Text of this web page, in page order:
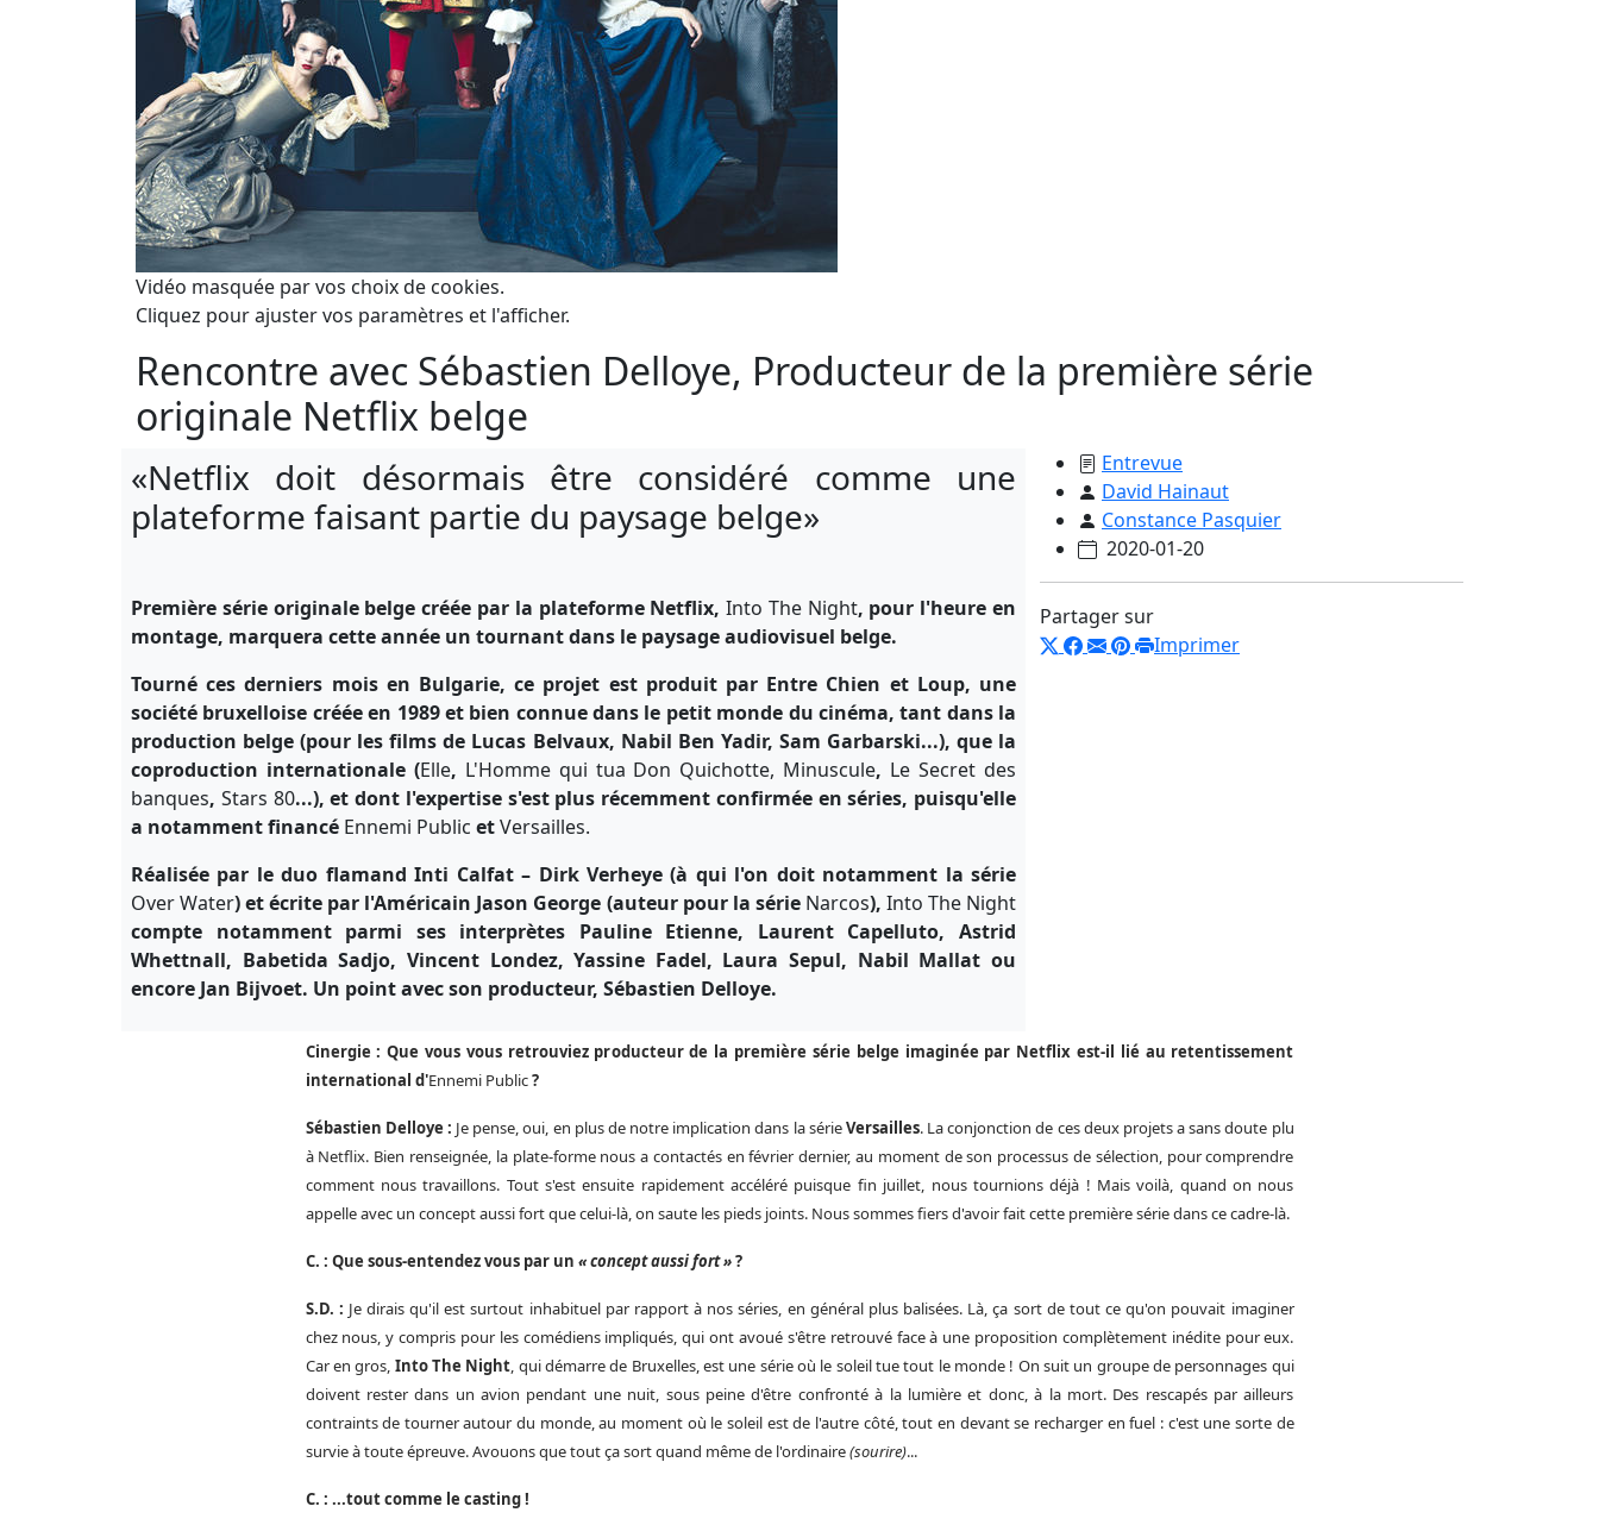
Vidéo masquée par vos choix de cookies.
Cliquez pour ajuster vos paramètres et l'afficher.
Rencontre avec Sébastien Delloye, Producteur de la première série
originale Netflix belge
«Netflix doit désormais être considéré comme une
plateforme faisant partie du paysage belge»
Première série originale belge créée par la plateforme Netflix,Into The Night, pour l'heure en
montage, marquera cette année un tournant dans le paysage audiovisuel belge.
Tourné ces derniers mois en Bulgarie, ce projet est produit par Entre Chien et Loup, une
société bruxelloise créée en 1989 et bien connue dans le petit monde du cinéma,tant dans la
production belge (pour les films de Lucas Belvaux, Nabil Ben Yadir, Sam Garbarski...), que la
coproduction internationale (Elle, L'Homme qui tua Don Quichotte, Minuscule, Le Secret des
banques, Stars 80...), et dont l'expertise s'est plus récemment confirmée en séries, puisqu'elle
a notamment financé Ennemi Public etVersailles.
Réalisée par le duo flamand Inti Calfat – Dirk Verheye (à qui l'on doit notamment la série
Over Water) et écrite par l'Américain Jason George (auteur pour la série Narcos), Into The Night
compte notamment parmi ses interprètes Pauline Etienne, Laurent Capelluto, Astrid
Whettnall, Babetida Sadjo, Vincent Londez, Yassine Fadel, Laura Sepul, Nabil Mallat ou
encore Jan Bijvoet. Un point avec son producteur, Sébastien Delloye.
Entrevue
David Hainaut
Constance Pasquier
2020-01-20
Partager sur
Imprimer
Cinergie : Que vous vous retrouviez producteur de la première série belge imaginée par Netflix est-il lié au retentissement
international d'Ennemi Public?
Sébastien Delloye : Je pense, oui, en plus de notre implication dans la sérieVersailles. La conjonction de ces deux projets a sans doute plu
à Netflix. Bien renseignée, la plate-forme nous a contactés en février dernier, au moment de son processus de sélection, pour comprendre
comment nous travaillons. Tout s'est ensuite rapidement accéléré puisque fin juillet, nous tournions déjà ! Mais voilà, quand on nous
appelle avec un concept aussi fort que celui-là, on saute les pieds joints. Nous sommes fiers d'avoir fait cette première série dans ce cadre-là.
C. : Que sous-entendez vous par un « concept aussi fort »?
S.D. : Je dirais qu'il est surtout inhabituel par rapport à nos séries, en général plus balisées. Là, ça sort de tout ce qu'on pouvait imaginer
chez nous, y compris pour les comédiens impliqués, qui ont avoué s'être retrouvé face à une proposition complètement inédite pour eux.
Car en gros, Into The Night, qui démarre de Bruxelles, est une série où le soleil tuetout le monde ! On suit un groupe de personnages qui
doivent rester dans un avion pendant une nuit, sous peine d'être confronté à la lumière et donc, à la mort. Des rescapés par ailleurs
contraints de tourner autour du monde, au moment où le soleil est de l'autre côté, tout en devant se recharger en fuel : c'est une sorte de
survie à toute épreuve. Avouons que tout ça sort quand même de l'ordinaire(sourire)...
C. : ...tout comme le casting !